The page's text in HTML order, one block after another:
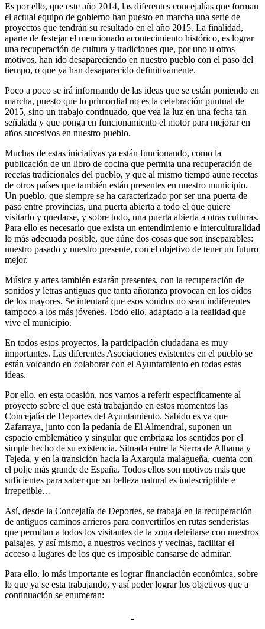
Es por ello, que este año 2014, las diferentes concejalías que forman
el actual equipo de gobierno han puesto en marcha una serie de
proyectos que tendrán su resultado en el año 2015. La finalidad,
aparte de festejar el mencionado acontecimiento histórico, es lograr
una recuperación de cultura y tradiciones que, por uno u otros
motivos, han ido desapareciendo en nuestro pueblo con el paso del
tiempo, o que ya han desaparecido definitivamente.
Poco a poco se irá informando de las ideas que se están poniendo en
marcha, puesto que lo primordial no es la celebración puntual de
2015, sino un trabajo continuado, que vea la luz en una fecha tan
señalada y que ponga en funcionamiento el motor para mejorar en
años sucesivos en nuestro pueblo.
Muchas de estas iniciativas ya están funcionando, como la
publicación de un libro de cocina que permita una recuperación de
recetas tradicionales del pueblo, y que al mismo tiempo aúne recetas
de otros países que también están presentes en nuestro municipio.
Un pueblo, que siempre se ha caracterizado por ser una puerta de
paso entre provincias, una puerta abierta a todo el que quiere
visitarlo y quedarse, y sobre todo, una puerta abierta a otras culturas.
Para ello es necesario que exista un entendimiento e interculturalidad
lo más adecuada posible, que aúne dos cosas que son inseparables:
nuestro pasado y nuestro presente, con el objetivo de tener un futuro
mejor.
Música y artes también estarán presentes, con la recuperación de
sonidos y letras antiguas que tanta añoranza provocan en los oídos
de los mayores. Se intentará que esos sonidos no sean indiferentes
tampoco a los más jóvenes. Todo ello, adaptado a la realidad que
vive el municipio.
En todos estos proyectos, la participación ciudadana es muy
importantes. Las diferentes Asociaciones existentes en el pueblo se
están volcando en colaborar con el Ayuntamiento en todas estas
ideas.
Por ello, en esta ocasión, nos vamos a referir específicamente al
proyecto sobre el que está trabajando en estos momentos las
Concejalía de Deportes del Ayuntamiento. Sabido es ya que
Zafarraya, junto con la pedanía de El Almendral, suponen un
espacio emblemático y singular que embriaga los sentidos por el
simple hecho de su existencia. Situada entre la Sierra de Alhama y
Tejeda, y en la transición hacia la Axarquía malagueña, cuenta con
el polje más grande de España. Todos ellos son motivos más que
suficientes para saber que su belleza natural es indescriptible e
irrepetible…
Así, desde la Concejalía de Deportes, se trabaja en la recuperación
de antiguos caminos arrieros para convertirlos en rutas senderistas
que permitan a todos los visitantes de la zona deleitarse con nuestros
paisajes, y así mismo, a nuestros vecinos y vecinas, facilitar el
acceso a lugares de los que es imposible cansarse de admirar.
Para ello, lo más importante es lograr financiación económica, sobre
lo que ya se esta trabajando, y así poder lograr los objetivos que a
continuación se enumeran: